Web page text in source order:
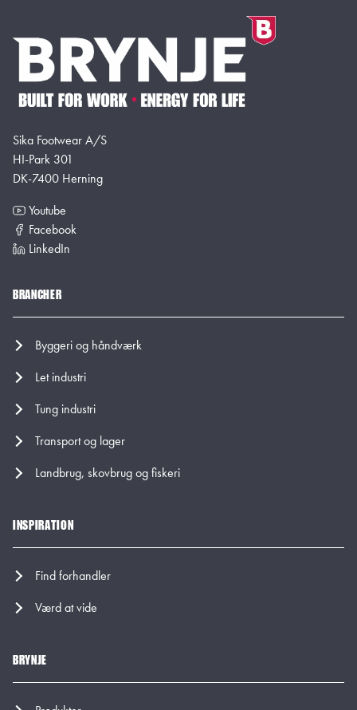
Sika Footwear A/S
HI-Park 301
DK-7400 Herning
Youtube
Facebook
LinkedIn
BRANCHER
Byggeri og håndværk
Let industri
Tung industri
Transport og lager
Landbrug, skovbrug og fiskeri
INSPIRATION
Find forhandler
Værd at vide
BRYNJE